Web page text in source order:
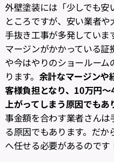
外壁塗装には「少しでも安
ところですが、安い業者
手抜き工事が多発してい
マージンがかかっている
や今はやりのショールー
ります。 余計なマージンや
客様負担となり、10万円
上がってしまう原因でもあ
事金額を合わす業者さん
る原因でもあります。だ
へ任せる必要があるのです